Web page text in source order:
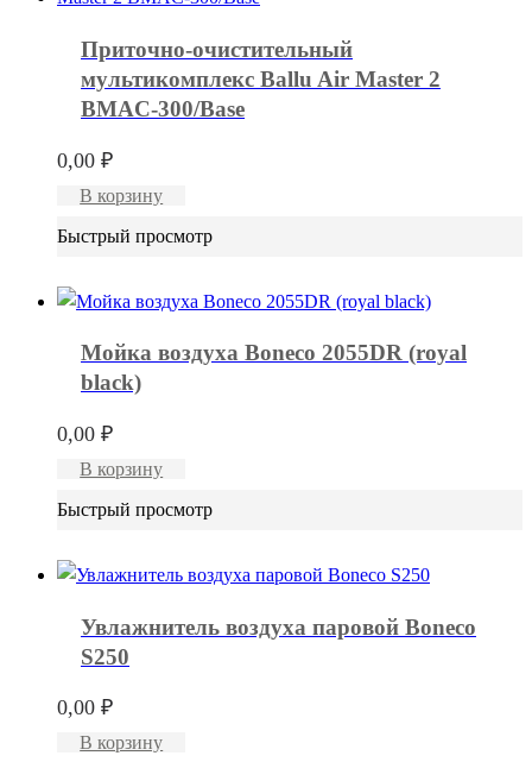
Приточно-очистительный
мультикомплекс Ballu Air Master 2
BMAC-300/Base
0,00₽
В корзину
Быстрый просмотр
Мойка воздуха Boneco 2055DR (royal
black)
0,00₽
В корзину
Быстрый просмотр
Увлажнитель воздуха паровой Boneco
S250
0,00₽
В корзину